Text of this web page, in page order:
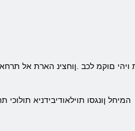
.המיחל ןונגסו תוילאודיבידניא